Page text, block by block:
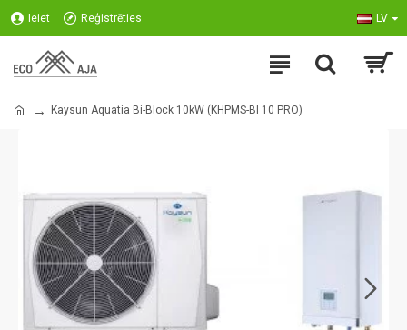
Ieiet Reģistrēties LV
Kaysun Aquatia Bi-Block 10kW (KHPMS-BI 10 PRO)